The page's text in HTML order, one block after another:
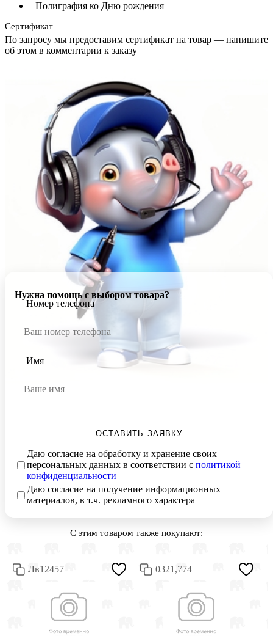
Полиграфия ко Дню рождения
Сертификат
По запросу мы предоставим сертификат на товар — напишите
об этом в комментарии к заказу
Нужна помощь с выбором товара?
Номер телефона
Имя
ОСТАВИТЬ ЗАЯВКУ
Даю согласие на обработку и хранение своих
персональных данных в соответствии с политикой
конфиденциальности
Даю согласие на получение информационных
материалов, в т.ч. рекламного характера
С этим товаром также покупают:
Лв12457 0321,774